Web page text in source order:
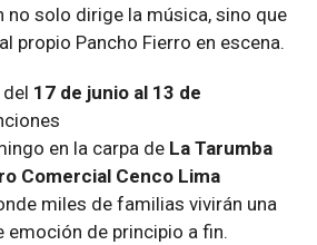
no solo dirige la música, sino que
propio Pancho Fierro en escena.
del 1 7 de junio al 13 de
en la carpa de La Tarumba
Comercial Cenco Lima
miles de familias vivirán una
emoción de principio a fin.